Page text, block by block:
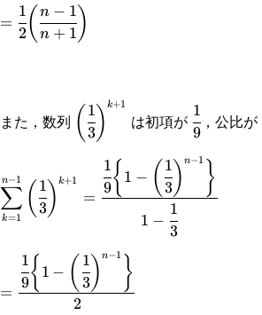
{n}+\cfrac{1}
{2(n+1)}
=\cfrac{1}
{2}\bigg(\cfrac{n-
=
2
1( n + 1
n − 1 )
また，数列 \bigg(\cfrac{1}
{3}\bigg)^{k+1}
( 3
1 ) k+1
は初項が \cfrac{1}
{9}
9
1
，公比が
\displaystyle\sum_{k=1}^{n-
1}\bigg(\cfrac{1}
{3}\bigg)^{k+1}=\cfrac{\cfrac{1}
{9}\bigg\{1-\bigg(\cfrac{1}
{3}\bigg)^{n-1}\bigg\}}{1-
k=1
∑
n−1 ( 3
1 ) k+1
=
1 −
3
1
9
1{ 1 − ( 3
1 ) n−1 }
=\cfrac{\cfrac{1}
{9}\bigg\{1-
=
2
9
1{ 1 − ( 3
1) n−1 }